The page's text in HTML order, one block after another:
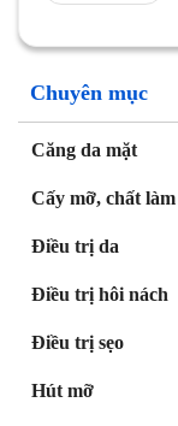
Chuyên mục
Căng da mặt
Cấy mỡ, chất
Điều trị da
Điều trị hôi nách
Điều trị sẹo
Hút mỡ